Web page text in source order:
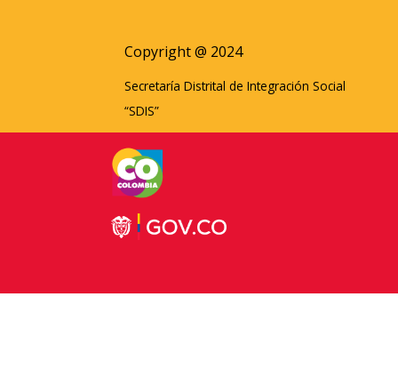
Copyright @ 2024
Secretaría Distrital de Integración Social
“SDIS”